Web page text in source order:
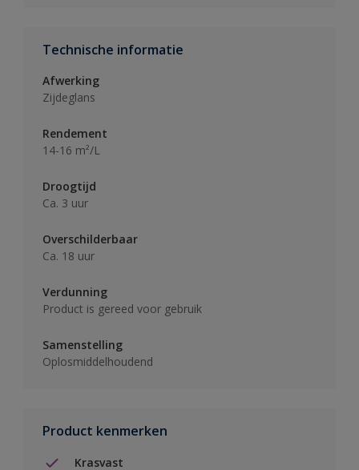
Technische informatie
Afwerking
Zijdeglans
Rendement
14-16 m²/L
Droogtijd
Ca. 3 uur
Overschilderbaar
Ca. 18 uur
Verdunning
Product is gereed voor gebruik
Samenstelling
Oplosmiddelhoudend
Product kenmerken
Krasvast